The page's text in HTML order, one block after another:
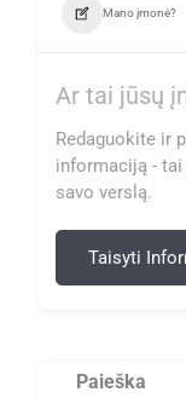
Mano įmonė?
Ar tai jūsų
Redaguokite ir
informaciją -
savo verslą.
Taisyti
Paieška